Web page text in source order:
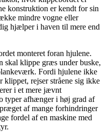
konstruktion er kendt for sin
mindre vogne eller
hjælper i haven til mere end
monteret foran hjulene.
skal klippe græs under buske,
Fordi hjulene ikke
rejser stråene sig ikke
i et mere jævnt
typer afhænger i høj grad af
af mange forhindringer
fordel af en maskine med